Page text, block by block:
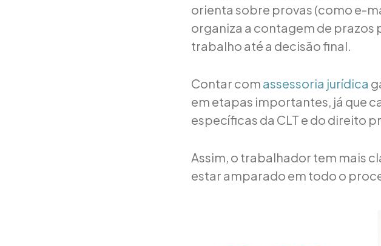
orienta sobre provas (como e-
organiza a contagem de prazos
trabalho até a decisão final.
Contar com assessoria jurídica
em etapas importantes, já que
específicas da CLT e do direito
Assim, o trabalhador tem mais
estar amparado em todo o